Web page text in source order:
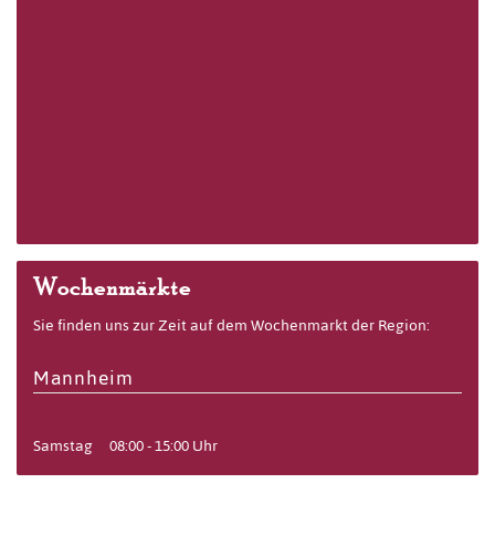
Wochenmärkte
Sie finden uns zur Zeit auf dem Wochenmarkt der Region:
Mannheim
Samstag 08:00 - 15:00 Uhr